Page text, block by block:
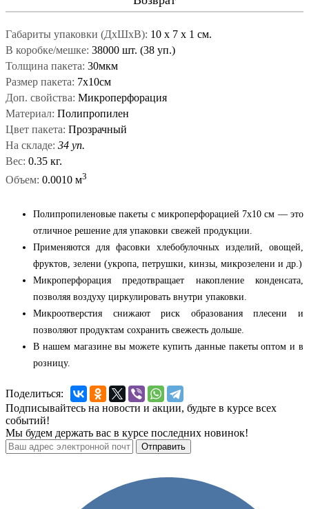
Габариты упаковки (ДxШxВ): 10 x 7 x 1 см.
В коробке/мешке: 38000 шт. (38 уп.)
Толщина пакета: 30мкм
Размер пакета: 7x10см
Доп. свойства: Микроперфорация
Материал: Полипропилен
Цвет пакета: Прозрачный
На складе: 34 уп.
Вес: 0.35 кг.
Объем: 0.0010 м3
Полипропиленовые пакеты с микроперфорацией 7x10 см — это
отличное решение для упаковки свежей продукции.
Применяются для фасовки хлебобулочных изделий, овощей,
фруктов, зелени (укропа, петрушки, кинзы, микрозелени и др.)
Микроперфорация предотвращает накопление конденсата,
позволяя воздуху циркулировать внутри упаковки.
Микроотверстия снижают риск образования плесени и
позволяют продуктам сохранить свежесть дольше.
В нашем магазине вы можете купить данные пакеты оптом и в
розницу.
Поделиться:
Подписывайтесь на новости и акции, будьте в курсе всех
событий!
Мы будем держать вас в курсе последних новинок!